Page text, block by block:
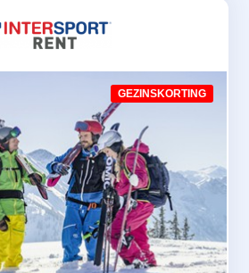
GEZINSKORTING